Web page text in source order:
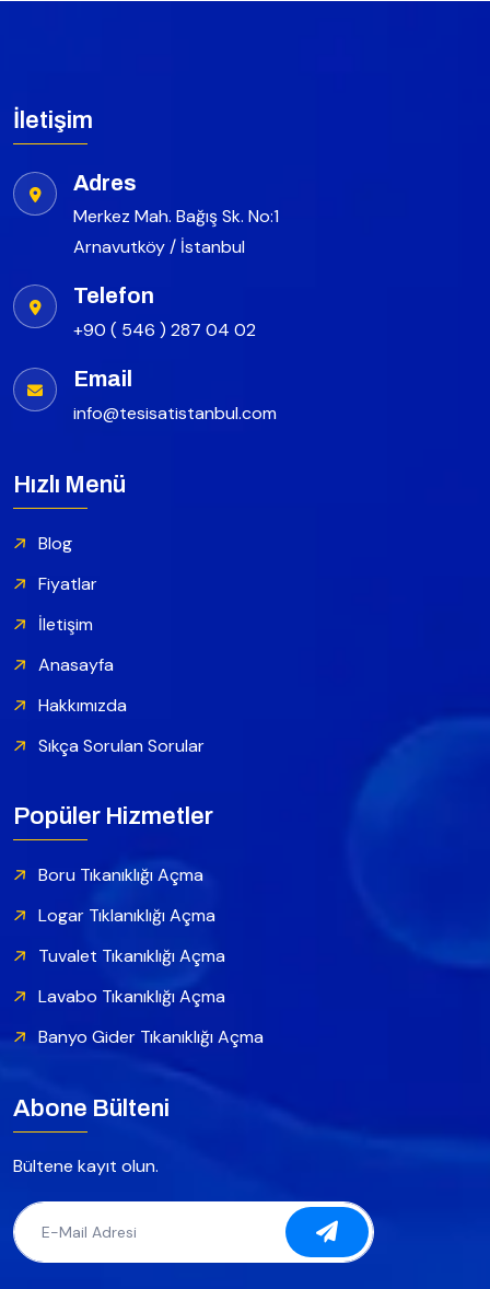
İletişim
Adres
Merkez Mah. Bağış Sk. No:1
Arnavutköy / İstanbul
Telefon
+90 ( 546 ) 287 04 02
Email
info@tesisatistanbul.com
Hızlı Menü
Blog
Fiyatlar
İletişim
Anasayfa
Hakkımızda
Sıkça Sorulan Sorular
Popüler Hizmetler
Boru Tıkanıklığı Açma
Logar Tıklanıklığı Açma
Tuvalet Tıkanıklığı Açma
Lavabo Tıkanıklığı Açma
Banyo Gider Tıkanıklığı Açma
Abone Bülteni
Bültene kayıt olun.